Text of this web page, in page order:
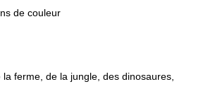
de couleur
ferme, de la jungle, des dinosaures,